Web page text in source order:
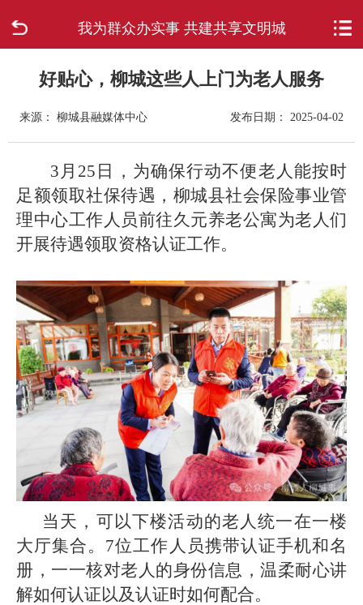
我为群众办实事 共建共享文明城
走进柳城
新闻中心
政府信息公开
网上办事
互动回应
数据专题
好贴心，柳城这些人上门为老人服务
来源： 柳城县融媒体中心 发布日期： 2025-04-02
3月25日，为确保行动不便老人能按时
足额领取社保待遇，柳城县社会保险事业管
理中心工作人员前往久元养老公寓为老人们
开展待遇领取资格认证工作。
当天，可以下楼活动的老人统一在一楼
大厅集合。7位工作人员携带认证手机和名
册，一一核对老人的身份信息，温柔耐心讲
解如何认证以及认证时如何配合。